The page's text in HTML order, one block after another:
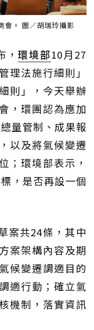
會。 圖／胡瑞玲攝影
環境部10月27
理法施行細則」
則」，今天舉辦
，環團認為應加
量管制、成果報
以及將氣候變遷
；環境部表示，
，是否再設一個
案共24條，其中
案架構內容及期
候變遷調適目的
適行動；確立氣
機制，落實資訊